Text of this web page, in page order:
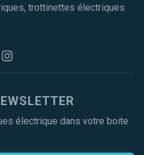
trottinettes électriques
Instagram
électrique dans votre boite